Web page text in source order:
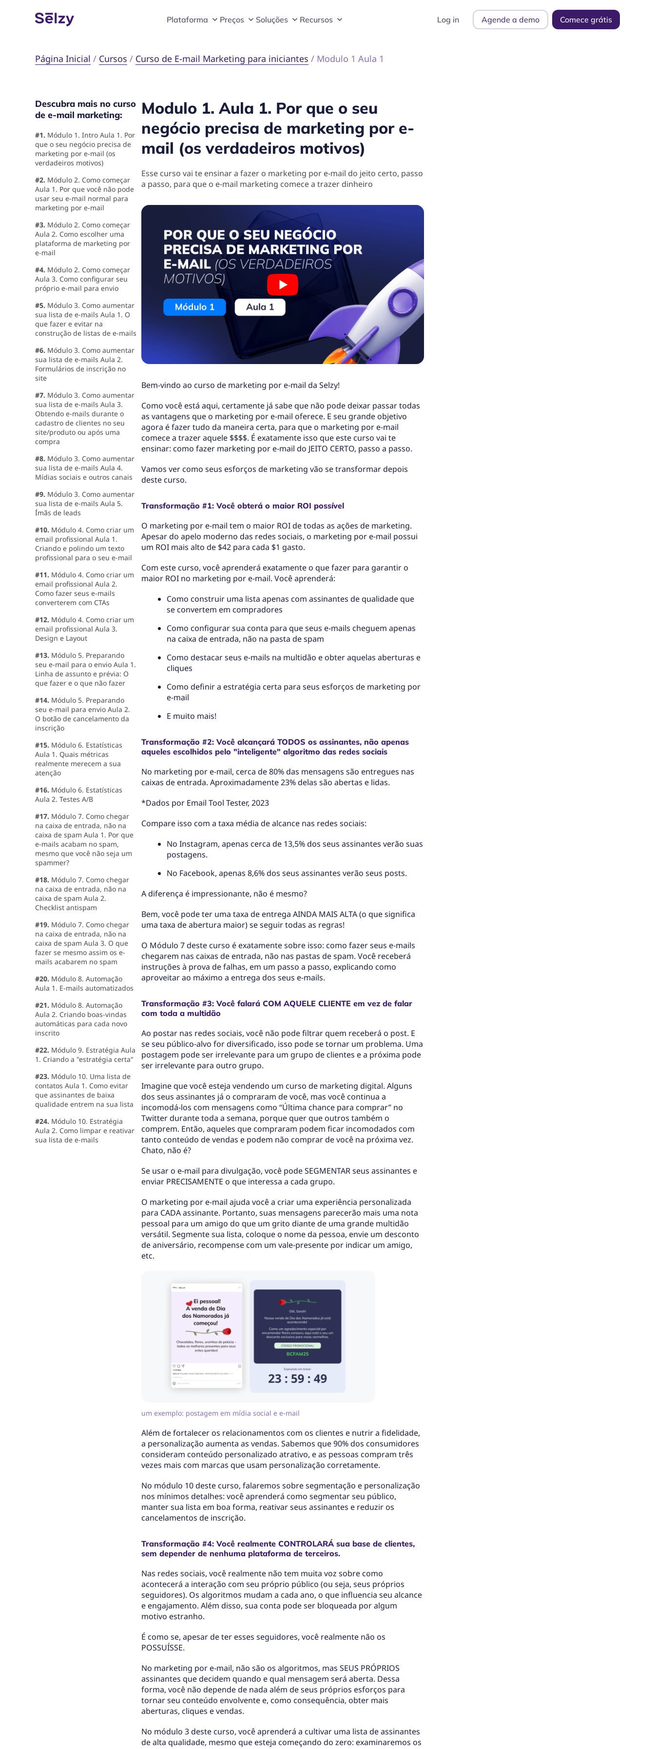
Plataforma Preços Soluções Recursos Log in Agende a demo Comece grátis
Página Inicial / Cursos / Curso de E-mail Marketing para iniciantes / Modulo 1 Aula 1
Descubra mais no curso
de e-mail marketing:
#1. Módulo 1. Intro Aula 1. Por
que o seu negócio precisa de
marketing por e-mail (os
verdadeiros motivos)
#2. Módulo 2. Como começar
Aula 1. Por que você não pode
usar seu e-mail normal para
marketing por e-mail
#3. Módulo 2. Como começar
Aula 2. Como escolher uma
plataforma de marketing por
e-mail
#4. Módulo 2. Como começar
Aula 3. Como configurar seu
próprio e-mail para envio
#5. Módulo 3. Como aumentar
sua lista de e-mails Aula 1. O
que fazer e evitar na
construção de listas de e-mails
#6. Módulo 3. Como aumentar
sua lista de e-mails Aula 2.
Formulários de inscrição no
site
#7. Módulo 3. Como aumentar
sua lista de e-mails Aula 3.
Obtendo e-mails durante o
cadastro de clientes no seu
site/produto ou após uma
compra
#8. Módulo 3. Como aumentar
sua lista de e-mails Aula 4.
Mídias sociais e outros canais
#9. Módulo 3. Como aumentar
sua lista de e-mails Aula 5.
Ímãs de leads
#10. Módulo 4. Como criar um
email profissional Aula 1.
Criando e polindo um texto
profissional para o seu e-mail
#11. Módulo 4. Como criar um
email profissional Aula 2.
Como fazer seus e-mails
converterem com CTAs
#12. Módulo 4. Como criar um
email profissional Aula 3.
Design e Layout
#13. Módulo 5. Preparando
seu e-mail para o envio Aula 1.
Linha de assunto e prévia: O
que fazer e o que não fazer
#14. Módulo 5. Preparando
seu e-mail para envio Aula 2.
O botão de cancelamento da
inscrição
#15. Módulo 6. Estatísticas
Aula 1. Quais métricas
realmente merecem a sua
atenção
#16. Módulo 6. Estatísticas
Aula 2. Testes A/B
#17. Módulo 7. Como chegar
na caixa de entrada, não na
caixa de spam Aula 1. Por que
e-mails acabam no spam,
mesmo que você não seja um
spammer?
#18. Módulo 7. Como chegar
na caixa de entrada, não na
caixa de spam Aula 2.
Checklist antispam
#19. Módulo 7. Como chegar
na caixa de entrada, não na
caixa de spam Aula 3. O que
fazer se mesmo assim os e-
mails acabarem no spam
#20. Módulo 8. Automação
Aula 1. E-mails automatizados
#21. Módulo 8. Automação
Aula 2. Criando boas-vindas
automáticas para cada novo
inscrito
#22. Módulo 9. Estratégia Aula
1. Criando a "estratégia certa"
#23. Módulo 10. Uma lista de
contatos Aula 1. Como evitar
que assinantes de baixa
qualidade entrem na sua lista
#24. Módulo 10. Estratégia
Aula 2. Como limpar e reativar
sua lista de e-mails
Modulo 1. Aula 1. Por que o seu
negócio precisa de marketing por e-
mail (os verdadeiros motivos)
Esse curso vai te ensinar a fazer o marketing por e-mail do jeito certo, passo
a passo, para que o e-mail marketing comece a trazer dinheiro
Bem-vindo ao curso de marketing por e-mail da Selzy!
Como você está aqui, certamente já sabe que não pode deixar passar todas
as vantagens que o marketing por e-mail oferece. E seu grande objetivo
agora é fazer tudo da maneira certa, para que o marketing por e-mail
comece a trazer aquele $$$$. É exatamente isso que este curso vai te
ensinar: como fazer marketing por e-mail do JEITO CERTO, passo a passo.
Vamos ver como seus esforços de marketing vão se transformar depois
deste curso.
Transformação #1: Você obterá o maior ROI possível
O marketing por e-mail tem o maior ROI de todas as ações de marketing.
Apesar do apelo moderno das redes sociais, o marketing por e-mail possui
um ROI mais alto de $42 para cada $1 gasto.
Com este curso, você aprenderá exatamente o que fazer para garantir o
maior ROI no marketing por e-mail. Você aprenderá:
Como construir uma lista apenas com assinantes de qualidade que
se convertem em compradores
Como configurar sua conta para que seus e-mails cheguem apenas
na caixa de entrada, não na pasta de spam
Como destacar seus e-mails na multidão e obter aquelas aberturas e
cliques
Como definir a estratégia certa para seus esforços de marketing por
e-mail
E muito mais!
Transformação #2: Você alcançará TODOS os assinantes, não apenas
aqueles escolhidos pelo "inteligente" algoritmo das redes sociais
No marketing por e-mail, cerca de 80% das mensagens são entregues nas
caixas de entrada. Aproximadamente 23% delas são abertas e lidas.
*Dados por Email Tool Tester, 2023
Compare isso com a taxa média de alcance nas redes sociais:
No Instagram, apenas cerca de 13,5% dos seus assinantes verão suas
postagens.
No Facebook, apenas 8,6% dos seus assinantes verão seus posts.
A diferença é impressionante, não é mesmo?
Bem, você pode ter uma taxa de entrega AINDA MAIS ALTA (o que significa
uma taxa de abertura maior) se seguir todas as regras!
O Módulo 7 deste curso é exatamente sobre isso: como fazer seus e-mails
chegarem nas caixas de entrada, não nas pastas de spam. Você receberá
instruções à prova de falhas, em um passo a passo, explicando como
aproveitar ao máximo a entrega dos seus e-mails.
Transformação #3: Você falará COM AQUELE CLIENTE em vez de falar
com toda a multidão
Ao postar nas redes sociais, você não pode filtrar quem receberá o post. E
se seu público-alvo for diversificado, isso pode se tornar um problema. Uma
postagem pode ser irrelevante para um grupo de clientes e a próxima pode
ser irrelevante para outro grupo.
Imagine que você esteja vendendo um curso de marketing digital. Alguns
dos seus assinantes já o compraram de você, mas você continua a
incomodá-los com mensagens como “Última chance para comprar” no
Twitter durante toda a semana, porque quer que outros também o
comprem. Então, aqueles que compraram podem ficar incomodados com
tanto conteúdo de vendas e podem não comprar de você na próxima vez.
Chato, não é?
Se usar o e-mail para divulgação, você pode SEGMENTAR seus assinantes e
enviar PRECISAMENTE o que interessa a cada grupo.
O marketing por e-mail ajuda você a criar uma experiência personalizada
para CADA assinante. Portanto, suas mensagens parecerão mais uma nota
pessoal para um amigo do que um grito diante de uma grande multidão
versátil. Segmente sua lista, coloque o nome da pessoa, envie um desconto
de aniversário, recompense com um vale-presente por indicar um amigo,
etc.
um exemplo: postagem em mídia social e e-mail
Além de fortalecer os relacionamentos com os clientes e nutrir a fidelidade,
a personalização aumenta as vendas. Sabemos que 90% dos consumidores
consideram conteúdo personalizado atrativo, e as pessoas compram três
vezes mais com marcas que usam personalização corretamente.
No módulo 10 deste curso, falaremos sobre segmentação e personalização
nos mínimos detalhes: você aprenderá como segmentar seu público,
manter sua lista em boa forma, reativar seus assinantes e reduzir os
cancelamentos de inscrição.
Transformação #4: Você realmente CONTROLARÁ sua base de clientes,
sem depender de nenhuma plataforma de terceiros.
Nas redes sociais, você realmente não tem muita voz sobre como
acontecerá a interação com seu próprio público (ou seja, seus próprios
seguidores). Os algoritmos mudam a cada ano, o que influencia seu alcance
e engajamento. Além disso, sua conta pode ser bloqueada por algum
motivo estranho.
É como se, apesar de ter esses seguidores, você realmente não os
POSSUÍSSE.
No marketing por e-mail, não são os algoritmos, mas SEUS PRÓPRIOS
assinantes que decidem quando e qual mensagem será aberta. Dessa
forma, você não depende de nada além de seus próprios esforços para
tornar seu conteúdo envolvente e, como consequência, obter mais
aberturas, cliques e vendas.
No módulo 3 deste curso, você aprenderá a cultivar uma lista de assinantes
de alta qualidade, mesmo que esteja começando do zero: examinaremos os